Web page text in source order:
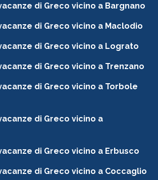
di Greco vicino a Bargnano
di Greco vicino a Maclodio
di Greco vicino a Lograto
di Greco vicino a Trenzano
di Greco vicino a Torbole
di Greco vicino a
di Greco vicino a Erbusco
di Greco vicino a Coccaglio